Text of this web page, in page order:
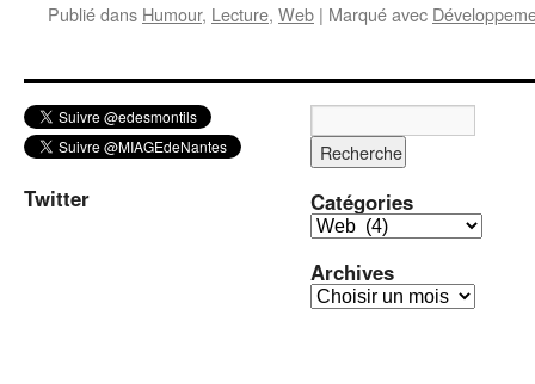
Publié dans Humour, Lecture, Web | Marqué avec
Twitter Catégories
C
t
é
Archives
A